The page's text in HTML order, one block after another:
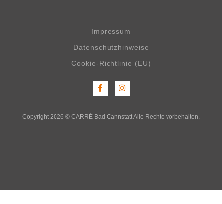
Impressum
Datenschutzhinweise
Cookie-Richtlinie (EU)
Copyright 2026 © CARRÉ Bad Cannstatt Alle Rechte vorbehalten.